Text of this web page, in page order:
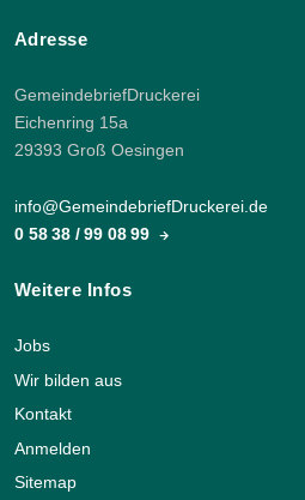
Adresse
GemeindebriefDruckerei
Eichenring 15a
29393 Groß Oesingen
info@GemeindebriefDruckerei.de
0 58 38 / 99 08 99
Weitere Infos
Jobs
Wir bilden aus
Kontakt
Anmelden
Sitemap